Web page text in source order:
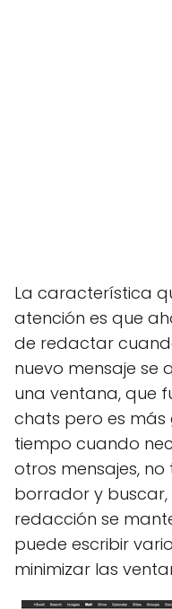
La característica
atención es que
de redactar
nuevo mensaje se
una ventana, que
chats pero es
tiempo cuando
otros mensajes,
borrador y
redacción se
puede escribir
minimizar las